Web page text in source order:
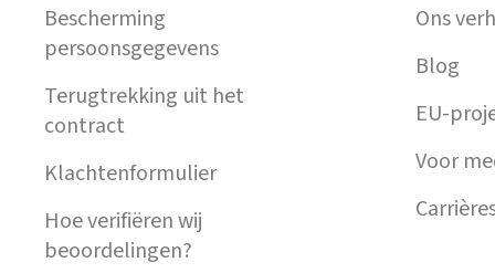
Bescherming
persoonsgegevens
Terugtrekking uit het
contract
Klachtenformulier
Hoe verifiëren wij
beoordelingen?
Ons
Blog
EU-
Voor